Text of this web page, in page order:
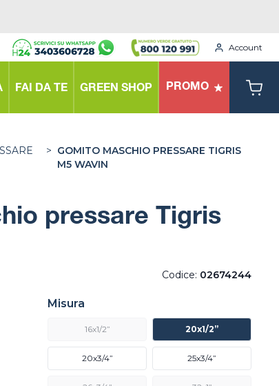
Account
FAI DA TE GREEN SHOP PROMO
> GOMITO MASCHIO PRESSARE TIGRIS
M5 WAVIN
pressare Tigris
Codice: 02674244
Misura
16x1/2” 20x1/2”
20x3/4” 25x3/4”